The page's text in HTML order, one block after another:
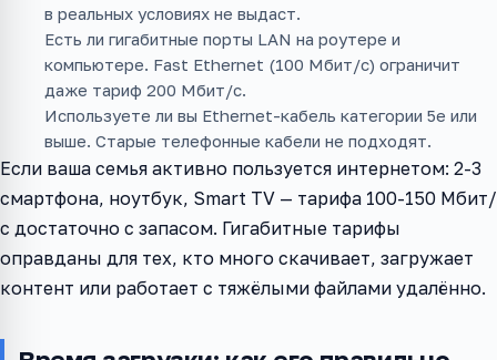
в реальных условиях не выдаст.
Есть ли гигабитные порты LAN на роутере и
компьютере. Fast Ethernet (100 Мбит/с) ограничит
даже тариф 200 Мбит/с.
Используете ли вы Ethernet-кабель категории 5e или
выше. Старые телефонные кабели не подходят.
Если ваша семья активно пользуется интернетом: 2-3
смартфона, ноутбук, Smart TV — тарифа 100-150 Мбит/
с достаточно с запасом. Гигабитные тарифы
оправданы для тех, кто много скачивает, загружает
контент или работает с тяжёлыми файлами удалённо.